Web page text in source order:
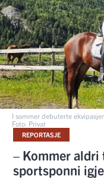
I sommer debuterte
Foto: Privat
REPORTASJE
– Kommer aldri
sportsponni